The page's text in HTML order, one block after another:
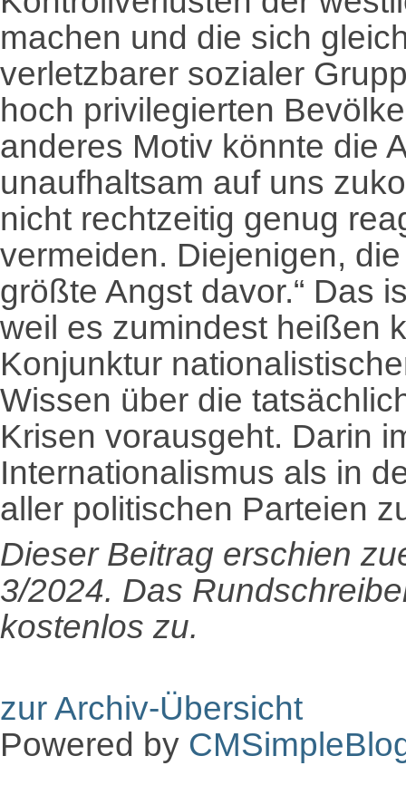
machen und die sich
verletzbarer sozialer
hoch privilegierten
anderes Motiv könnte die
unaufhaltsam auf uns
nicht rechtzeitig genug
vermeiden. Diejenigen,
größte Angst davor.“ Das
weil es zumindest heißen
Konjunktur
Wissen über die
Krisen vorausgeht. Darin
Internationalismus als in
aller politischen Parteien
Dieser Beitrag erschien
3/2024. Das
kostenlos zu.
zur Archiv-Übersicht
Powered by